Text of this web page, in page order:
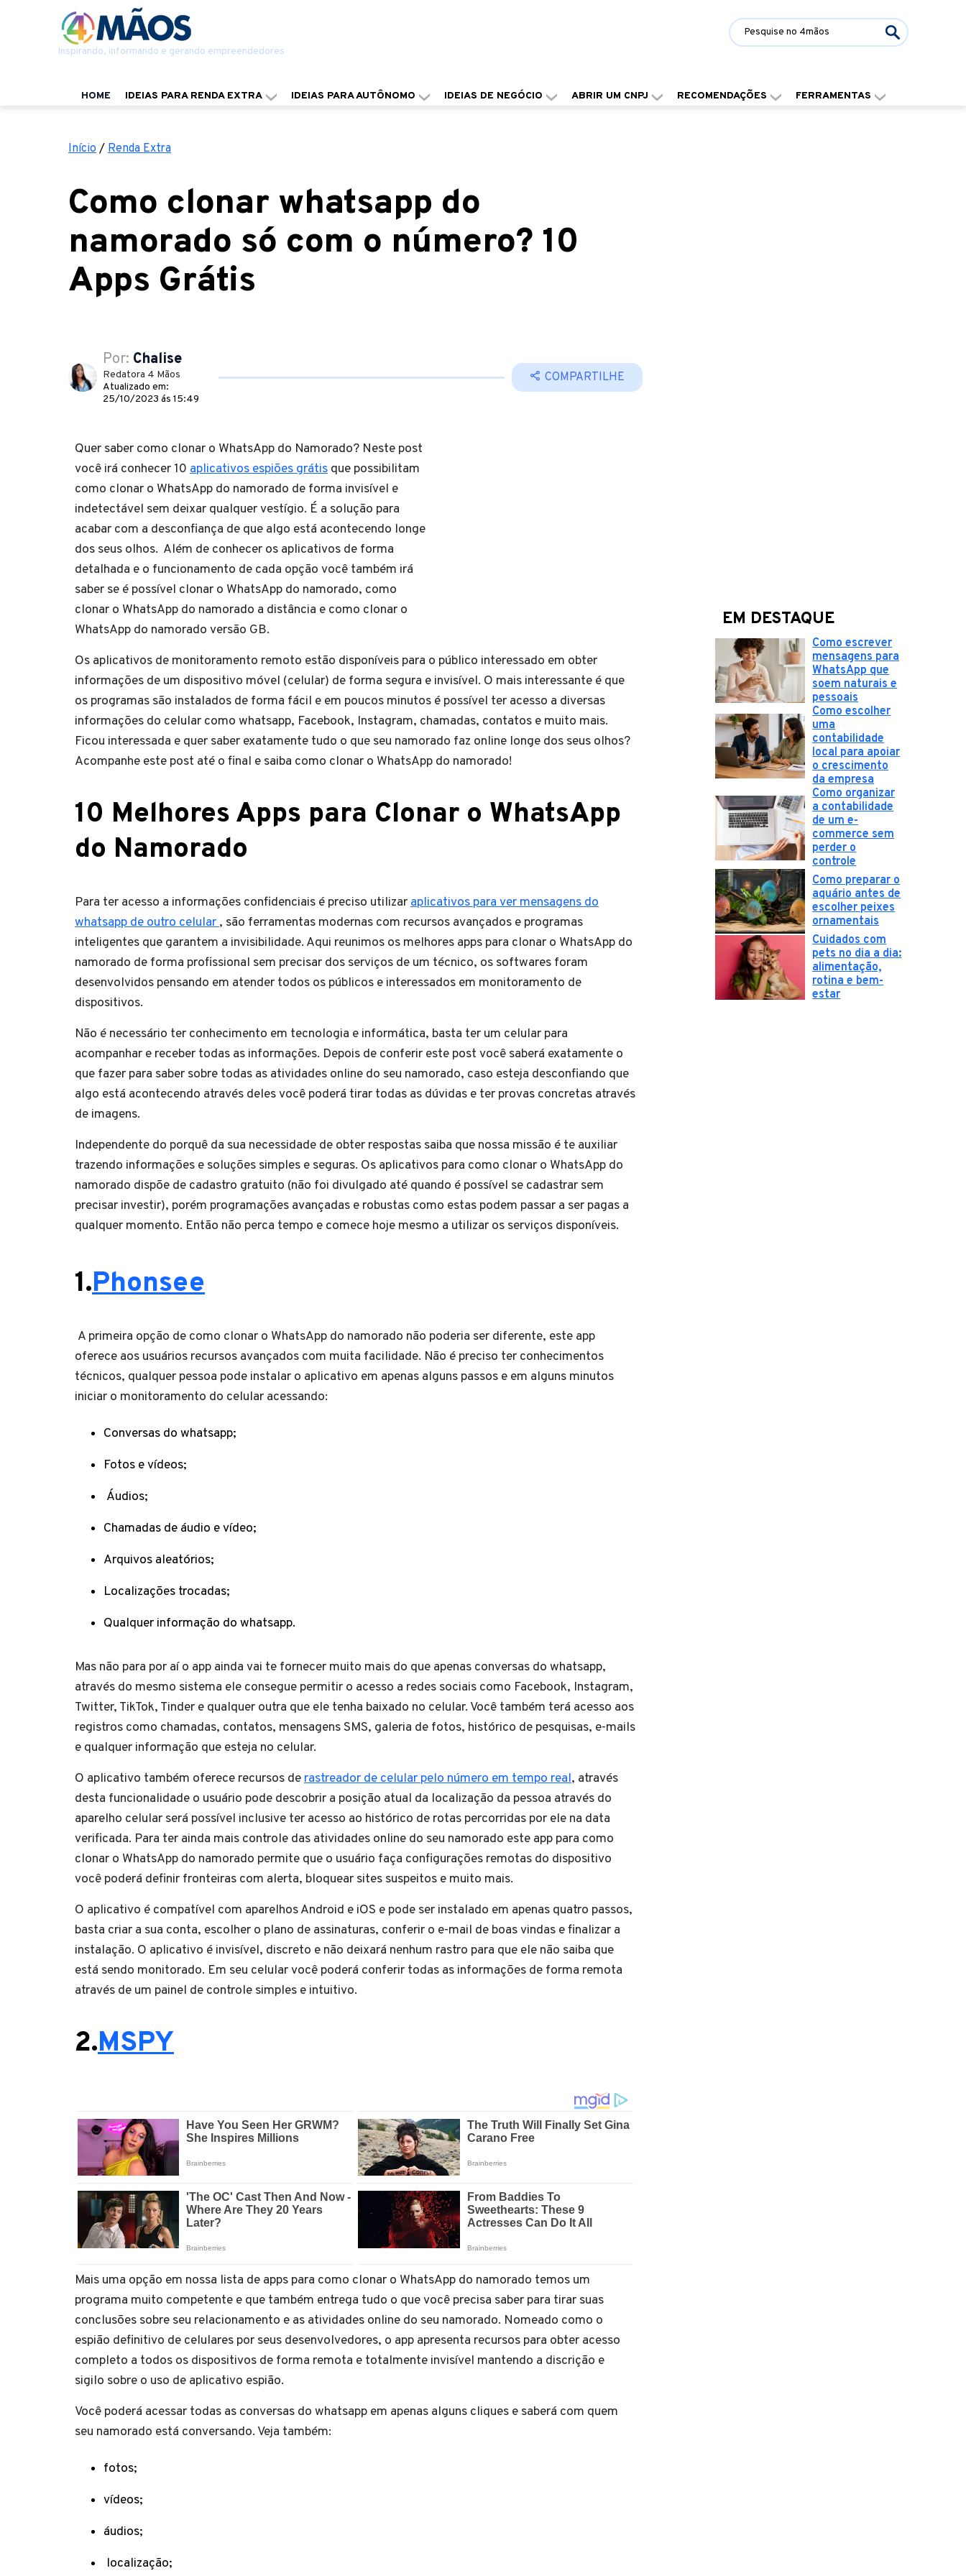
Inspirando, informando e gerando empreendedores
HOME IDEIAS PARA RENDA EXTRA IDEIAS PARA AUTÔNOMO IDEIAS DE NEGÓCIO ABRIR UM CNPJ RECOMENDAÇÕES FERRAMENTAS
Início / Renda Extra
Como clonar whatsapp do
namorado só com o número? 10
Apps Grátis
Por: Chalise
Redatora 4 Mãos
Atualizado em:
25/10/2023 ás 15:49
COMPARTILHE
Quer saber como clonar o WhatsApp do Namorado? Neste post
você irá conhecer 10 aplicativos espiões grátis que possibilitam
como clonar o WhatsApp do namorado de forma invisível e
indetectável sem deixar qualquer vestígio. É a solução para
acabar com a desconfiança de que algo está acontecendo longe
dos seus olhos. Além de conhecer os aplicativos de forma
detalhada e o funcionamento de cada opção você também irá
saber se é possível clonar o WhatsApp do namorado, como
clonar o WhatsApp do namorado a distância e como clonar o
WhatsApp do namorado versão GB.
Os aplicativos de monitoramento remoto estão disponíveis para o público interessado em obter
informações de um dispositivo móvel (celular) de forma segura e invisível. O mais interessante é que
os programas são instalados de forma fácil e em poucos minutos é possível ter acesso a diversas
informações do celular como whatsapp, Facebook, Instagram, chamadas, contatos e muito mais.
Ficou interessada e quer saber exatamente tudo o que seu namorado faz online longe dos seus olhos?
Acompanhe este post até o final e saiba como clonar o WhatsApp do namorado!
10 Melhores Apps para Clonar o WhatsApp
do Namorado
Para ter acesso a informações confidenciais é preciso utilizar aplicativos para ver mensagens do
whatsapp de outro celular , são ferramentas modernas com recursos avançados e programas
inteligentes que garantem a invisibilidade. Aqui reunimos os melhores apps para clonar o WhatsApp do
namorado de forma profissional sem precisar dos serviços de um técnico, os softwares foram
desenvolvidos pensando em atender todos os públicos e interessados em monitoramento de
dispositivos.
Não é necessário ter conhecimento em tecnologia e informática, basta ter um celular para
acompanhar e receber todas as informações. Depois de conferir este post você saberá exatamente o
que fazer para saber sobre todas as atividades online do seu namorado, caso esteja desconfiando que
algo está acontecendo através deles você poderá tirar todas as dúvidas e ter provas concretas através
de imagens.
Independente do porquê da sua necessidade de obter respostas saiba que nossa missão é te auxiliar
trazendo informações e soluções simples e seguras. Os aplicativos para como clonar o WhatsApp do
namorado dispõe de cadastro gratuito (não foi divulgado até quando é possível se cadastrar sem
precisar investir), porém programações avançadas e robustas como estas podem passar a ser pagas a
qualquer momento. Então não perca tempo e comece hoje mesmo a utilizar os serviços disponíveis.
1.Phonsee
A primeira opção de como clonar o WhatsApp do namorado não poderia ser diferente, este app
oferece aos usuários recursos avançados com muita facilidade. Não é preciso ter conhecimentos
técnicos, qualquer pessoa pode instalar o aplicativo em apenas alguns passos e em alguns minutos
iniciar o monitoramento do celular acessando:
Conversas do whatsapp;
Fotos e vídeos;
Áudios;
Chamadas de áudio e vídeo;
Arquivos aleatórios;
Localizações trocadas;
Qualquer informação do whatsapp.
Mas não para por aí o app ainda vai te fornecer muito mais do que apenas conversas do whatsapp,
através do mesmo sistema ele consegue permitir o acesso a redes sociais como Facebook, Instagram,
Twitter, TikTok, Tinder e qualquer outra que ele tenha baixado no celular. Você também terá acesso aos
registros como chamadas, contatos, mensagens SMS, galeria de fotos, histórico de pesquisas, e-mails
e qualquer informação que esteja no celular.
O aplicativo também oferece recursos de rastreador de celular pelo número em tempo real, através
desta funcionalidade o usuário pode descobrir a posição atual da localização da pessoa através do
aparelho celular será possível inclusive ter acesso ao histórico de rotas percorridas por ele na data
verificada. Para ter ainda mais controle das atividades online do seu namorado este app para como
clonar o WhatsApp do namorado permite que o usuário faça configurações remotas do dispositivo
você poderá definir fronteiras com alerta, bloquear sites suspeitos e muito mais.
O aplicativo é compatível com aparelhos Android e iOS e pode ser instalado em apenas quatro passos,
basta criar a sua conta, escolher o plano de assinaturas, conferir o e-mail de boas vindas e finalizar a
instalação. O aplicativo é invisível, discreto e não deixará nenhum rastro para que ele não saiba que
está sendo monitorado. Em seu celular você poderá conferir todas as informações de forma remota
através de um painel de controle simples e intuitivo.
2.MSPY
Mais uma opção em nossa lista de apps para como clonar o WhatsApp do namorado temos um
programa muito competente e que também entrega tudo o que você precisa saber para tirar suas
conclusões sobre seu relacionamento e as atividades online do seu namorado. Nomeado como o
espião definitivo de celulares por seus desenvolvedores, o app apresenta recursos para obter acesso
completo a todos os dispositivos de forma remota e totalmente invisível mantendo a discrição e
sigilo sobre o uso de aplicativo espião.
Você poderá acessar todas as conversas do whatsapp em apenas alguns cliques e saberá com quem
seu namorado está conversando. Veja também:
fotos;
vídeos;
áudios;
localização;
EM DESTAQUE
Como escrever
mensagens para
WhatsApp que
soem naturais e
pessoais
Como escolher
uma
contabilidade
local para apoiar
o crescimento
da empresa
Como organizar
a contabilidade
de um e-
commerce sem
perder o
controle
Como preparar o
aquário antes de
escolher peixes
ornamentais
Cuidados com
pets no dia a dia:
alimentação,
rotina e bem-
estar